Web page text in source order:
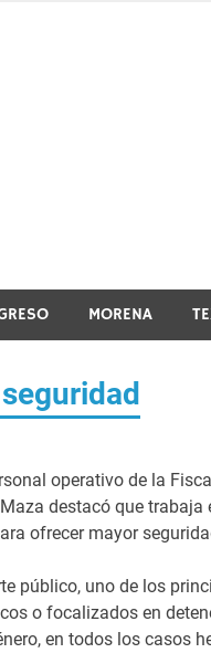
MORENA
operativo de la
destacó que
ofrecer mayor
público, uno de los
o focalizados en
en todos los casos